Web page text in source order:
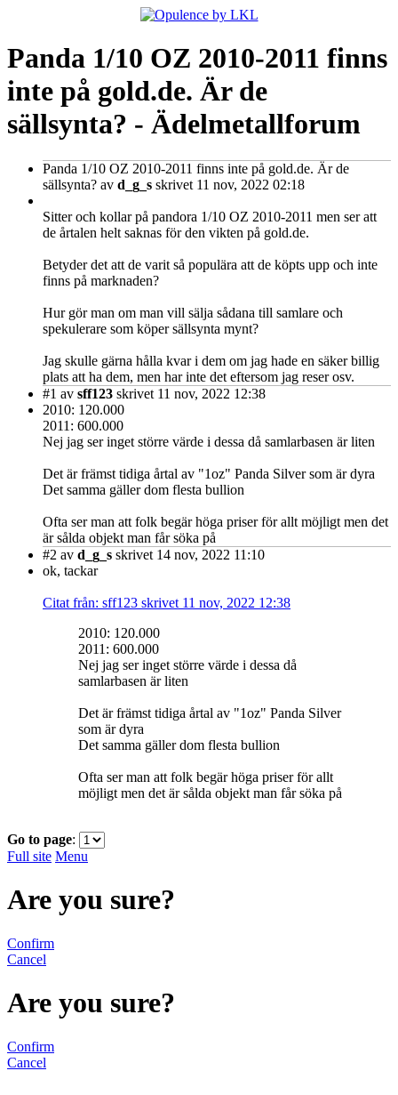
Panda 1/10 OZ 2010-2011 finns
inte på gold.de. Är de
sällsynta? - Ädelmetallforum
Panda 1/10 OZ 2010-2011 finns inte på gold.de. Är de
sällsynta? av d_g_s skrivet 11 nov, 2022 02:18
Sitter och kollar på pandora 1/10 OZ 2010-2011 men ser att
de årtalen helt saknas för den vikten på gold.de.
Betyder det att de varit så populära att de köpts upp och inte
finns på marknaden?
Hur gör man om man vill sälja sådana till samlare och
spekulerare som köper sällsynta mynt?
Jag skulle gärna hålla kvar i dem om jag hade en säker billig
plats att ha dem, men har inte det eftersom jag reser osv.
#1 av sff123 skrivet 11 nov, 2022 12:38
2010: 120.000
2011: 600.000
Nej jag ser inget större värde i dessa då samlarbasen är liten
Det är främst tidiga årtal av "1oz" Panda Silver som är dyra
Det samma gäller dom flesta bullion
Ofta ser man att folk begär höga priser för allt möjligt men det
är sålda objekt man får söka på
#2 av d_g_s skrivet 14 nov, 2022 11:10
ok, tackar
Citat från: sff123 skrivet 11 nov, 2022 12:38
2010: 120.000
2011: 600.000
Nej jag ser inget större värde i dessa då
samlarbasen är liten
Det är främst tidiga årtal av "1oz" Panda Silver
som är dyra
Det samma gäller dom flesta bullion
Ofta ser man att folk begär höga priser för allt
möjligt men det är sålda objekt man får söka på
Go to page:
Full site Menu
Are you sure?
Confirm
Cancel
Are you sure?
Confirm
Cancel